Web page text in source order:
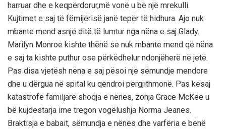
harruar dhe e keqpёrdorur,mё vonё u bё njё mrekulli.
Kujtimet e saj tё fёmijёrisё janё tepёr tё hidhura. Ajo nuk
mbante mend asnjё ditё tё lumtur nga nёna e saj Glady.
Marilyn Monroe kishte thёnё se nuk mbante mend qё nёna
e saj ta kishte puthur ose pёrkёdhelur ndonjёherё nё jetё.
Pas disa vjetёsh nёna e saj pёsoi njё sёmundje mendore
dhe u dёrgua nё spital ku qёndroi pёrgjithmonё. Pas kёsaj
katastrofe familjare shoqja e nёnёs, zonja Grace McKee u
bё kujdestarja ime tregon vogёlushja Norma Jeanes.
Braktisja e babait, sёmundja e nёnёs dhe varfёria e bёnё